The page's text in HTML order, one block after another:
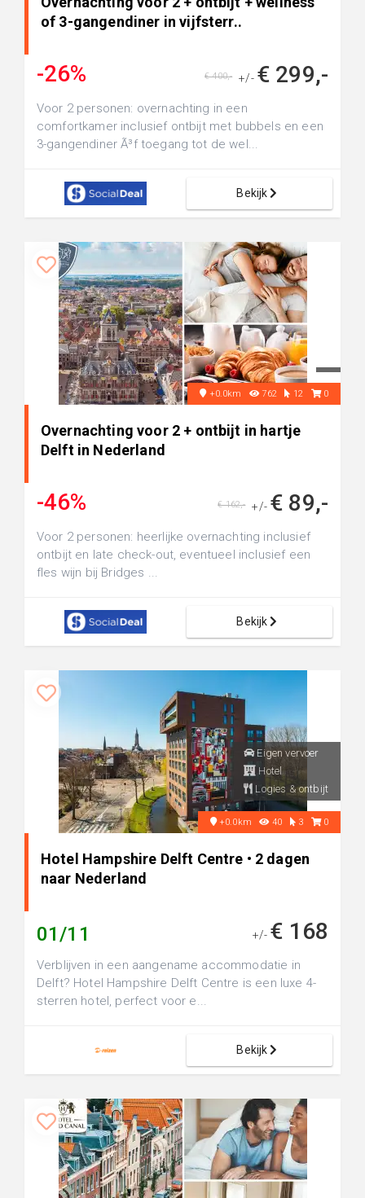
of 3-gangendiner in vijfsterr..
-26% +/- € 299,-
€ 400,-
Voor 2 personen: overnachting in een
comfortkamer inclusief ontbijt met bubbels en een
3-gangendiner Ã³f toegang tot de wel...
Bekijk
+0.0km 762 12 0
Overnachting voor 2 + ontbijt in hartje
Delft in Nederland
-46% +/- € 89,-
€ 162,-
Voor 2 personen: heerlijke overnachting inclusief
ontbijt en late check-out, eventueel inclusief een
fles wijn bij Bridges ...
Bekijk
Eigen vervoer
Hotel
Logies & ontbijt
+0.0km 40 3 0
Hotel Hampshire Delft Centre • 2 dagen
naar Nederland
01/11 +/- € 168
Verblijven in een aangename accommodatie in
Delft? Hotel Hampshire Delft Centre is een luxe 4-
sterren hotel, perfect voor e...
Bekijk